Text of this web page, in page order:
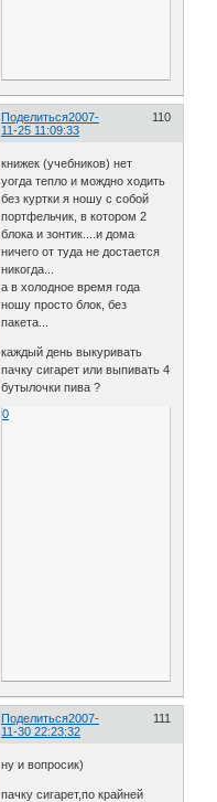
Поделиться 110
2007-
11-25 11:09:33
книжек (учебников) нет
уогда тепло и мождно ходить
без куртки я ношу с собой
портфельчик, в котором 2
блока и зонтик....и дома
ничего от туда не достается
никогда...
а в холодное время года
ношу просто блок, без
пакета...
каждый день выкуривать
пачку сигарет или выпивать 4
бутылочки пива ?
0
Поделиться 111
2007-
11-30 22:23:32
ну и вопросик)
пачку сигарет,по крайней